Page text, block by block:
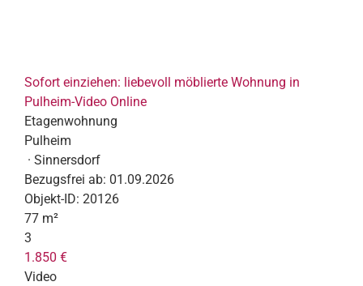
Sofort einziehen: liebevoll möblierte Wohnung in
Pulheim-Video Online
Etagenwohnung
Pulheim
· Sinnersdorf
Bezugsfrei ab: 01.09.2026
Objekt-ID: 20126
77 m²
3
1.850 €
Video